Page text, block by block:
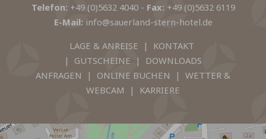
Telefon: +49 (0)5632 4040- Fax: +49 (0)5632 6119
E-Mail: info@sauerland-stern-hotel.de
LAGE & ANREISE | KONTAKT
| GUTSCHEINE | DOWNLOADS
ANFRAGEN | ONLINE BUCHEN | WETTER &
WEBCAM | KARRIERE